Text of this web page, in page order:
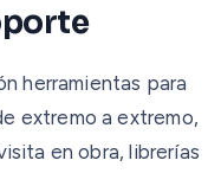
herramientas para
extremo a extremo,
en obra, librerías